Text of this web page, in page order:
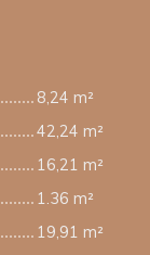
8,24 m²
42,24 m²
16,21 m²
1.36 m²
19,91 m²